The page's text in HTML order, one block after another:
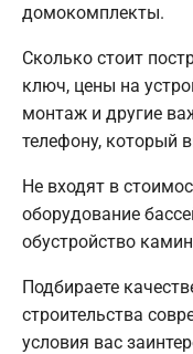
домокомплекты.
Сколько стоит
ключ, цены на
монтаж и другие
телефону, который
Не входят в
оборудование
обустройство
Подбираете
строительства
условия вас